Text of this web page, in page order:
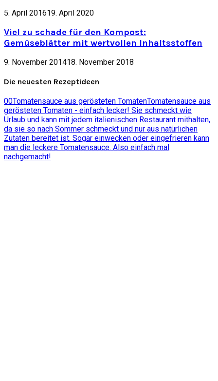
5. April 201619. April 2020
Viel zu schade für den Kompost:
Gemüseblätter mit wertvollen Inhaltsstoffen
9. November 201418. November 2018
Die neuesten Rezeptideen
00Tomatensauce aus gerösteten TomatenTomatensauce aus
gerösteten Tomaten - einfach lecker! Sie schmeckt wie
Urlaub und kann mit jedem italienischen Restaurant mithalten,
da sie so nach Sommer schmeckt und nur aus natürlichen
Zutaten bereitet ist. Sogar einwecken oder eingefrieren kann
man die leckere Tomatensauce. Also einfach mal
nachgemacht!